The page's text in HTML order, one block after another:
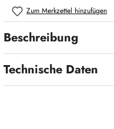
Zum Merkzettel hinzufügen
Beschreibung
Technische Daten